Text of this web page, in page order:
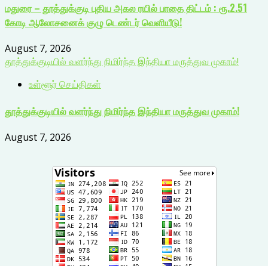
மதுரை – தூத்துக்குடி புதிய அகல ரயில் பாதை திட்டம் : ரூ.2.51
கோடி ஆலோசனைக் குழு டெண்டர் வெளியீடு!
August 7, 2026
தூத்துக்குடியில் வளர்ந்து நிமிர்ந்த இந்தியா மருத்துவ முகாம்!
உள்ளூர் செய்திகள்
தூத்துக்குடியில் வளர்ந்து நிமிர்ந்த இந்தியா மருத்துவ முகாம்!
August 7, 2026